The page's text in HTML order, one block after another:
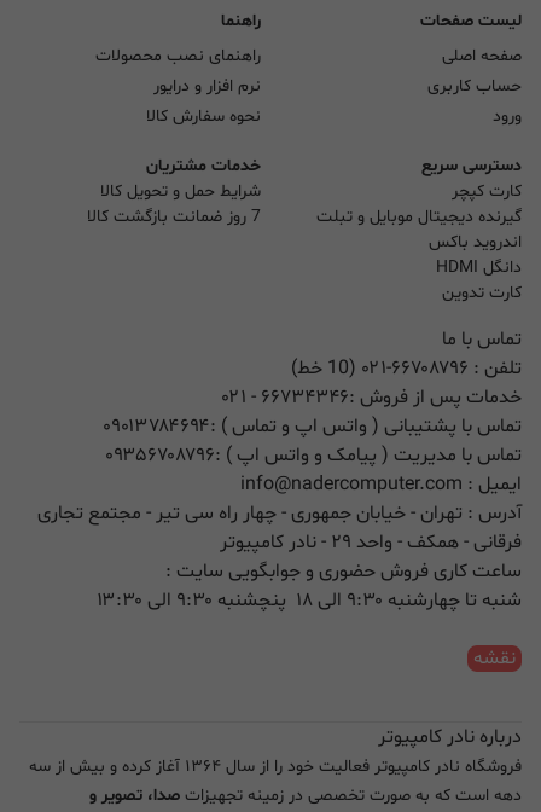
لیست صفحات
صفحه اصلی
حساب کاربری
ورود
راهنما
راهنمای نصب محصولات
نرم افزار و درایور
نحوه سفارش کالا
دسترسی سریع
کارت کپچر
گیرنده دیجیتال موبایل و تبلت
اندروید باکس
دانگل HDMI
کارت تدوین
خدمات مشتریان
شرایط حمل و تحویل کالا
7 روز ضمانت بازگشت کالا
تماس با ما
تلفن : ۰۲۱-۶۶۷۰۸۷۹۶ (10 خط)
خدمات پس از فروش :۶۶۷۳۴۳۴۶ - ۰۲۱
تماس با پشتیبانی ( واتس اپ و تماس ) :۰۹۰۱۳۷۸۴۶۹۴
تماس با مدیریت ( پیامک و واتس اپ ) :۰۹۳۵۶۷۰۸۷۹۶
ایمیل : info@nadercomputer.com
آدرس : تهران - خیابان جمهوری - چهار راه سی تیر - مجتمع تجاری
فرقانی - همکف - واحد ۲۹ - نادر کامپیوتر
ساعت کاری فروش حضوری و جوابگویی سایت :
شنبه تا چهارشنبه ۹:۳۰ الی ۱۸ پنچشنبه ۹:۳۰ الی ۱۳:۳۰
نقشه
درباره نادر کامپیوتر
فروشگاه نادر کامپیوتر فعالیت خود را از سال ۱۳۶۴ آغاز کرده و بیش از سه
دهه است که به صورت تخصصی در زمینه تجهیزات صدا، تصویر و